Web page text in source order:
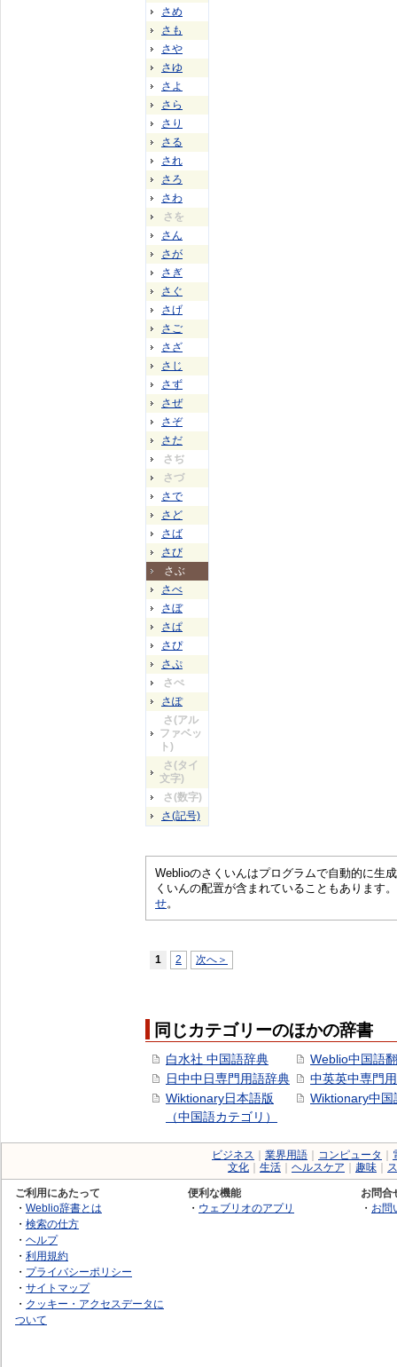
さめ
さも
さや
さゆ
さよ
さら
さり
さる
され
さろ
さわ
さを
さん
さが
さぎ
さぐ
さげ
さご
さざ
さじ
さず
さぜ
さぞ
さだ
さぢ
さづ
さで
さど
さば
さび
さぶ
さべ
さぼ
さぱ
さぴ
さぷ
さぺ
さぽ
さ(アル
ファベッ
ト)
さ(タイ
文字)
さ(数字)
さ(記号)
Weblioのさくいんはプログラムで自動的に生
くいんの配置が含まれていることもあります
せ。
1 2 次へ＞
同じカテゴリーのほかの辞書
白水社 中国語辞典
日中中日専門用語辞典
Wiktionary日本語版
（中国語カテゴリ）
Weblio中国語
中英英中専門
Wiktionary中国
ビジネス 業界用語 コンピュータ
文化
生活 ヘルスケア 趣味
ご利用にあたって
・ Weblio辞書とは
・ 検索の仕方
・ ヘルプ
・ 利用規約
・ プライバシーポリシー
・ サイトマップ
・ クッキー・アクセスデータに
ついて
便利な機能
・ ウェブリオのアプリ
お問合
・ お問